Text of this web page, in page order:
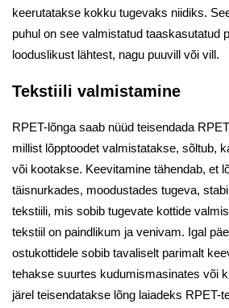
keerutatakse kokku tugevaks niidiks.
puhul on see valmistatud taaskasutatud
looduslikust lähtest, nagu puuvill või vill.
Tekstiili valmistamine
RPET-lõnga saab nüüd teisendada
millist lõpptoodet valmistatakse, sõltub,
või kootakse. Keevitamine tähendab, et
täisnurkades, moodustades tugeva,
tekstiili, mis sobib tugevate kottide
tekstiil on paindlikum ja venivam. Igal
ostukottidele sobib tavaliselt parimalt
tehakse suurtes kudumismasinates või
järel teisendatakse lõng laiadeks RPET-